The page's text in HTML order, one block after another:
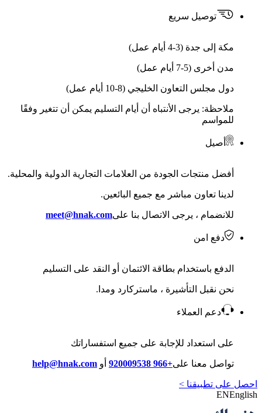
توصيل سريع
مكة إلى جدة (3-4 أيام عمل)
مدن أخرى (5-7 أيام عمل)
دول مجلس التعاون الخليجي (8-10 أيام عمل)
ملاحظة: يرجى الأنتباه أن أيام التسليم يمكن أن تتغير وفقًا
للمواسم
أصيل
أفضل منتجات الجودة من العلامات التجارية الدولية والمحلية.
لدينا تعاون مباشر مع جميع البائعين.
للانضمام ، يرجى الاتصال بنا علىmeet@hnak.com
دفع امن
الدفع باستخدام بطاقة الائتمان أو النقد على التسليم
نحن نقبل التأشيرة ، ماستركارد ومدا.
دعم العملاء
على استعداد للإجابة على جميع استفساراتك
تواصل معنا على+966 920009538 أو help@hnak.com
احصل على تطبيقنا >
ENEnglish